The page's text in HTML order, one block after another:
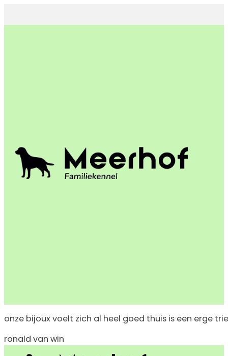
onze bijoux voelt zich al heel goed thuis is een erge
ronald van win